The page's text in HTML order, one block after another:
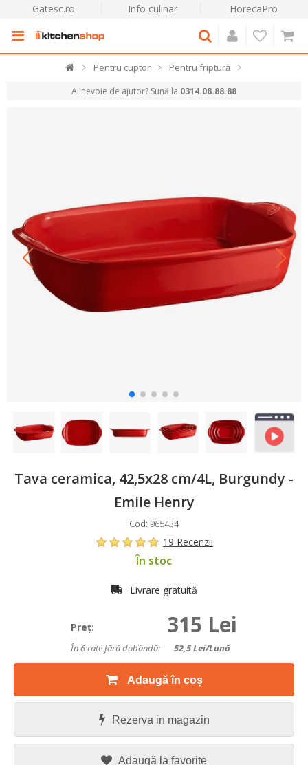
Gatesc.ro Info culinar HorecaPro
Pentru cuptor Pentru friptură
Ai nevoie de ajutor? Sună la 0314.08.88.88
Tava ceramica, 42,5x28 cm/4L, Burgundy -
Emile Henry
Cod: 965434
19 Recenzii
În stoc
Livrare gratuită
Preţ: 315 Lei
În 6 rate fără dobândă: 52,5Lei/lună
Adaugă în coș
Rezerva in magazin
Adaugă la favorite